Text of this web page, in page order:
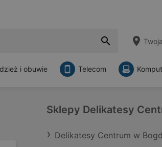
i obuwie Telecom
Sklepy Delikatesy
Delikatesy Centrum w